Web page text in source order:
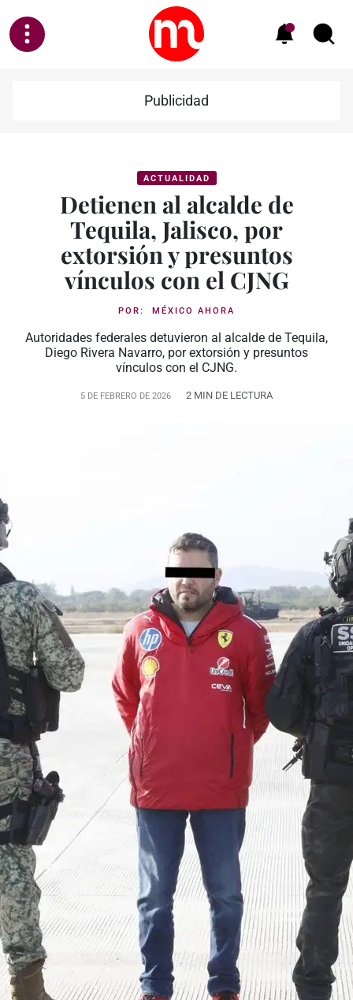
Publicidad
ACTUALIDAD
Detienen al alcalde de
Tequila, Jalisco, por
extorsión y presuntos
vínculos con el CJNG
POR: MÉXICO AHORA
Autoridades federales detuvieron al alcalde de Tequila,
Diego Rivera Navarro, por extorsión y presuntos
vínculos con el CJNG.
5 DE FEBRERO DE 2026 2 MIN DE LECTURA